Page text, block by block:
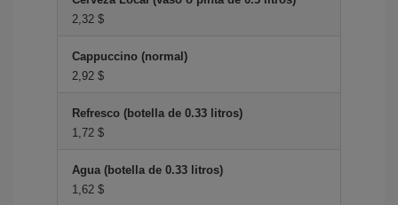
2,32 $
Cappuccino (normal)
2,92 $
Refresco (botella de 0.33 litros)
1,72 $
Agua (botella de 0.33 litros)
1,62 $